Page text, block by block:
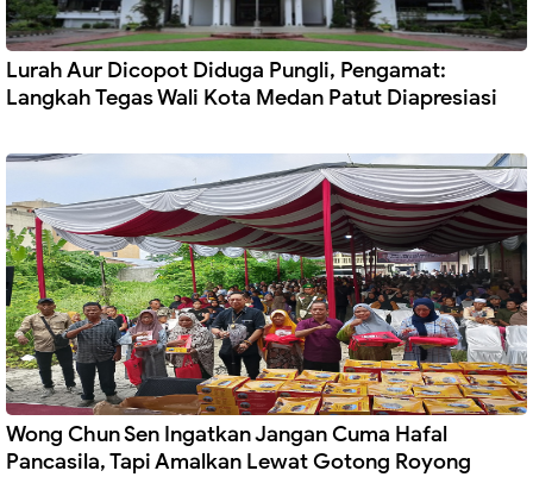
Lurah Aur Dicopot Diduga Pungli, Pengamat:
Langkah Tegas Wali Kota Medan Patut Diapresiasi
Wong Chun Sen Ingatkan Jangan Cuma Hafal
Pancasila, Tapi Amalkan Lewat Gotong Royong